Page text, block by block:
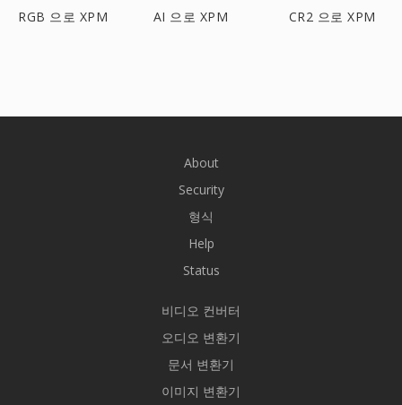
RGB 으로 XPM AI 으로 XPM CR2 으로 XPM
About
Security
형식
Help
Status
비디오 컨버터
오디오 변환기
문서 변환기
이미지 변환기